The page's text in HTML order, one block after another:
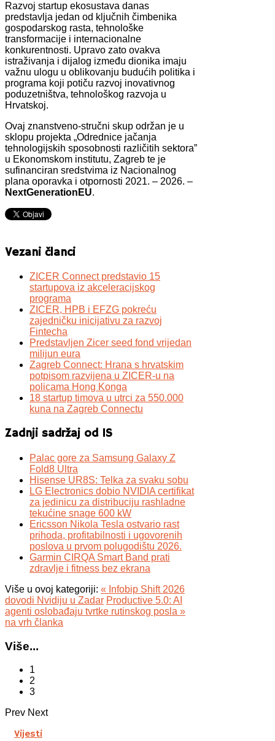
Razvoj startup ekosustava danas
predstavlja jedan od ključnih čimbenika
gospodarskog rasta, tehnološke
transformacije i internacionalne
konkurentnosti. Upravo zato ovakva
istraživanja i dijalog između dionika imaju
važnu ulogu u oblikovanju budućih politika i
programa koji potiču razvoj inovativnog
poduzetništva, tehnološkog razvoja u
Hrvatskoj.
Ovaj znanstveno-stručni skup održan je u
sklopu projekta „Odrednice jačanja
tehnologijskih sposobnosti različitih sektora”
u Ekonomskom institutu, Zagreb te je
sufinanciran sredstvima iz Nacionalnog
plana oporavka i otpornosti 2021. – 2026. –
NextGenerationEU.
Vezani članci
ZICER Connect predstavio 15
startupova iz akceleracijskog
programa
ZICER, HPB i EFZG pokreću
zajedničku inicijativu za razvoj
Fintecha
Predstavljen Zicer seed fond vrijedan
milijun eura
Zagreb Connect: Hrana s hrvatskim
potpisom razvijena u ZICER-u na
policama Hong Konga
18 startup timova u utrci za 550.000
kuna na Zagreb Connectu
Zadnji sadržaj od IS
Palac gore za Samsung Galaxy Z
Fold8 Ultra
Hisense UR8S: Telka za svaku sobu
LG Electronics dobio NVIDIA certifikat
za jedinicu za distribuciju rashladne
tekućine snage 600 kW
Ericsson Nikola Tesla ostvario rast
prihoda, profitabilnosti i ugovorenih
poslova u prvom polugodištu 2026.
Garmin CIRQA Smart Band prati
zdravlje i fitness bez ekrana
Više u ovoj kategoriji: « Infobip Shift 2026
dovodi Nvidiju u Zadar Productive 5.0: AI
agenti oslobađaju tvrtke rutinskog posla »
na vrh članka
Više...
1
2
3
Prev Next
Vijesti